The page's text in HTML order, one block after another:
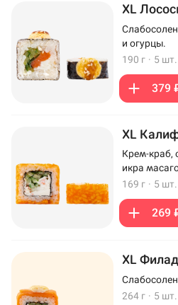
XL
и огурцы.
190 г · 5 шт.
379
XL
Крем-краб,
икра
169 г · 5 шт.
269
XL
264 г · 5 шт.